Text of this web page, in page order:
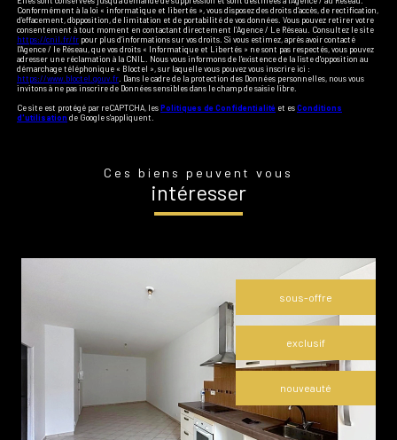
Conformément à la loi « informatique et libertés », vous disposez des droits d’accès, de rectification,
d’effacement, d’opposition, de limitation et de portabilité de vos données. Vous pouvez retirer votre
consentement à tout moment en contactant directement l’Agence / Le Réseau. Consultez le site
https://cnil.fr/fr pour plus d’informations sur vos droits. Si vous estimez, après avoir contacté
l'Agence / le Réseau, que vos droits « Informatique et Libertés » ne sont pas respectés, vous pouvez
adresser une réclamation à la CNIL. Nous vous informons de l’existence de la liste d'opposition au
démarchage téléphonique « Bloctel », sur laquelle vous pouvez vous inscrire ici :
https://www.bloctel.gouv.fr. Dans le cadre de la protection des Données personnelles, nous vous
invitons à ne pas inscrire de Données sensibles dans le champ de saisie libre.
Ce site est protégé par reCAPTCHA, lesPolitiques de Confidentialité et esConditions
d'utilisation de Google s'appliquent.
Ces biens peuvent vous
intéresser
sous-offre
exclusif
nouveauté
voir le bien